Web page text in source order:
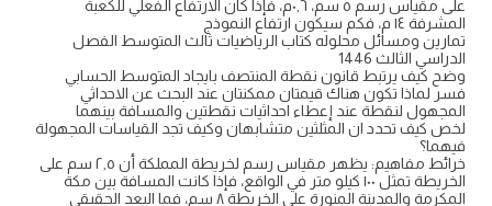
على مقياس رسم ٥ سم، ٠,٦م، فإذا كان الارتفاع الفعلي للكعبة
المشرفة ١٤ م، فكم سيكون ارتفاع النموذج
تمارين ومسائل محلوله كتاب الرياضيات ثالث المتوسط الفصل
الدراسي الثالث 1446
وضح كيف يرتبط قانون نقطة المنتصف بايجاد المتوسط الحسابي
فسر لماذا تكون هناك قيمتان ممكنتان عند البحث عن الاحداثي
المجهول لنقطة عند إعطاء احداثيات نقطتين والمسافة بينهما
لخص كيف تحدد ان المثلثين متشابهان وكيف تجد القياسات المجهولة
فيهما؟
خرائط مفاهيم: يظهر مقياس رسم لخريطة المملكة أن ٢,٥ سم على
الخريطة تمثل ١٠٠ كيلو متر في الواقع، فإذا كانت المسافة بين مكة
المكرمة والمدينة المنورة على الخريطة ٨ سم، فما البعد الحقيقي